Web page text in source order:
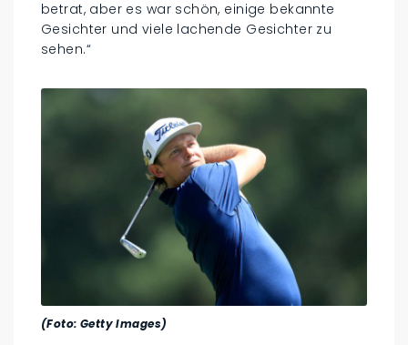
betrat, aber es war schön, einige bekannte
Gesichter und viele lachende Gesichter zu
sehen.“
(Foto: Getty Images)